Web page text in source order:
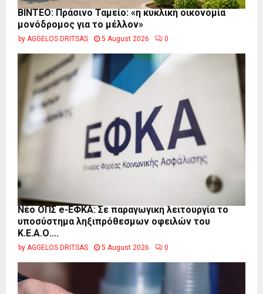
BINTEO: Πράσινο Ταμείο: «η κυκλική οικονομία
μονόδρομος για το μέλλον»
by AGGELOS DRITSAS 5 August 2026 0
Νέο ΟΠΣ e-ΕΦΚΑ: Σε παραγωγική λειτουργία το
υποσύστημα ληξιπρόθεσμων οφειλών του
Κ.Ε.Α.Ο....
by AGGELOS DRITSAS 5 August 2026 0